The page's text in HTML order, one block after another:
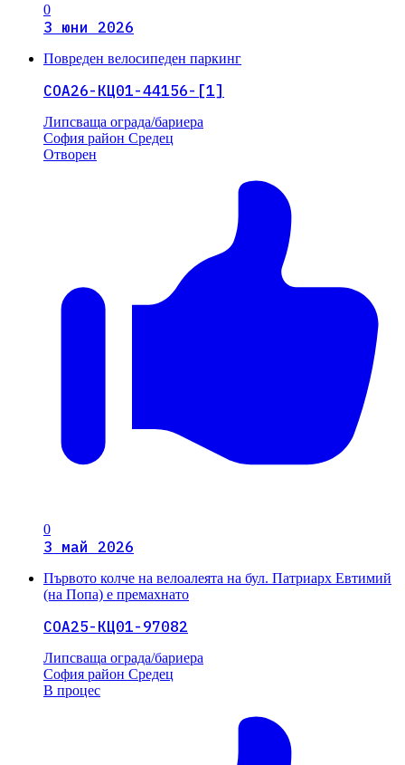
0
3 юни 2026
Повреден велосипеден паркинг
СОА26-КЦ01-44156-[1]
Липсваща ограда/бариера
София район Средец
Отворен
0
3 май 2026
Първото колче на велоалеята на бул. Патриарх Евтимий
(на Попа) е премахнато
СОА25-КЦ01-97082
Липсваща ограда/бариера
София район Средец
В процес